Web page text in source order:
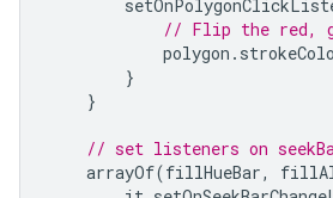
// Flip the red,
polygon .
}
}
// set listeners on
arrayOf(fillHueBar,